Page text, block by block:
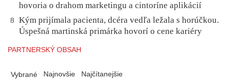
hovoria o drahom marketingu a cintoríne aplikácií
8
Kým prijímala pacienta, dcéra vedľa ležala s horúčkou.
Úspešná martinská primárka hovorí o cene kariéry
PARTNERSKÝ OBSAH
Vybrané Najnovšie Najčítanejšie